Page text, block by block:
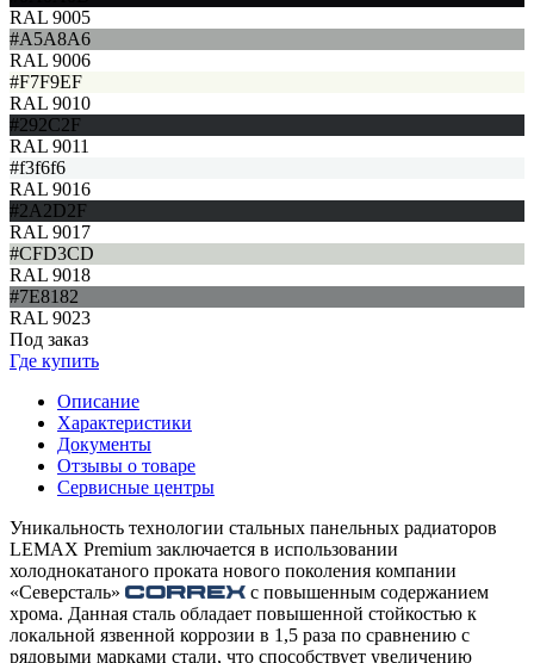
RAL 9005
#A5A8A6
RAL 9006
#F7F9EF
RAL 9010
#292C2F
RAL 9011
#f3f6f6
RAL 9016
#2A2D2F
RAL 9017
#CFD3CD
RAL 9018
#7E8182
RAL 9023
Под заказ
Где купить
Описание
Характеристики
Документы
Отзывы о товаре
Сервисные центры
Уникальность технологии стальных панельных радиаторов
LEMAX Premium заключается в использовании
холоднокатаного проката нового поколения компании
«Северсталь»
с повышенным содержанием
хрома. Данная сталь обладает повышенной стойкостью к
локальной язвенной коррозии в 1,5 раза по сравнению с
рядовыми марками стали, что способствует увеличению